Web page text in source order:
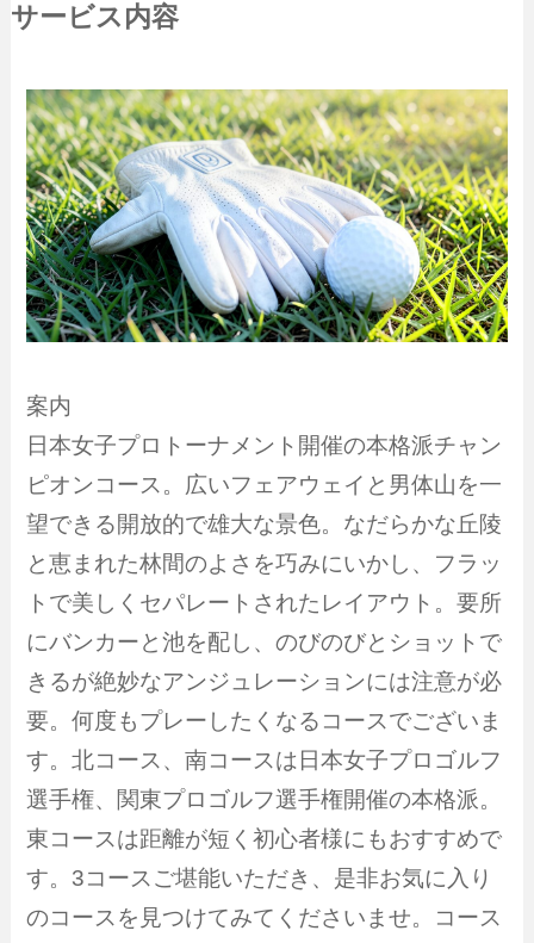
サービス内容
案内
日本女子プロトーナメント開催の本格派チャン
ピオンコース。広いフェアウェイと男体山を一
望できる開放的で雄大な景色。なだらかな丘陵
と恵まれた林間のよさを巧みにいかし、フラッ
トで美しくセパレートされたレイアウト。要所
にバンカーと池を配し、のびのびとショットで
きるが絶妙なアンジュレーションには注意が必
要。何度もプレーしたくなるコースでございま
す。北コース、南コースは日本女子プロゴルフ
選手権、関東プロゴルフ選手権開催の本格派。
東コースは距離が短く初心者様にもおすすめで
す。3コースご堪能いただき、是非お気に入り
のコースを見つけてみてくださいませ。コース